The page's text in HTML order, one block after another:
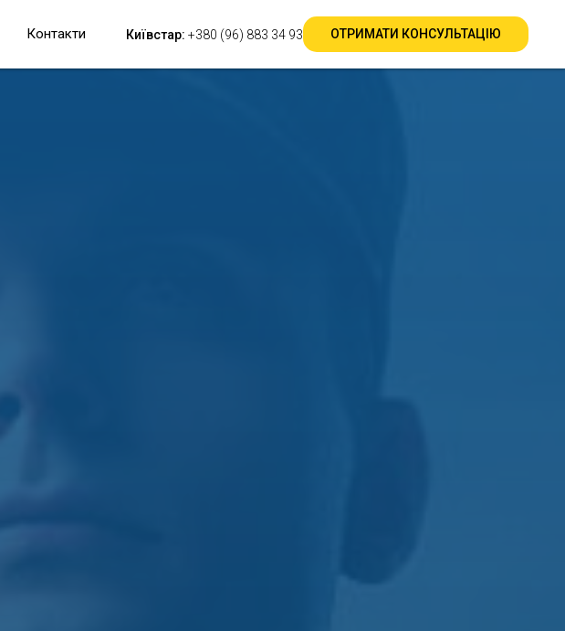
Контакти Київстар: +380 (96) 883 34 93 ОТРИМАТИ КОНСУЛЬТАЦІЮ